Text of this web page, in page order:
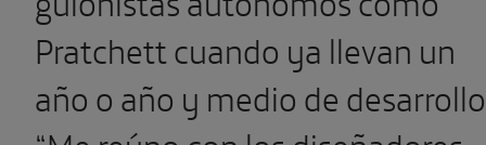
Pratchett cuando ya llevan un
año o año y medio de